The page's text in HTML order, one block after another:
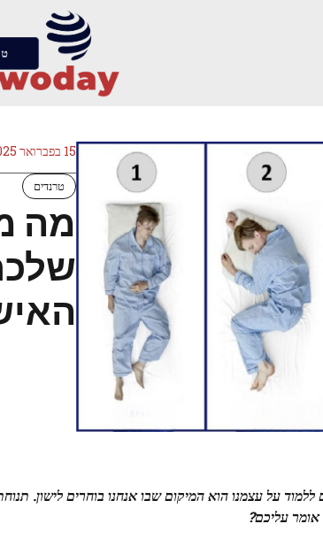
15 בפברואר 2025
טרנדים
מה
על עצמנו הוא המיקום שבו אנחנו בוחרים לישון.
עליכם?